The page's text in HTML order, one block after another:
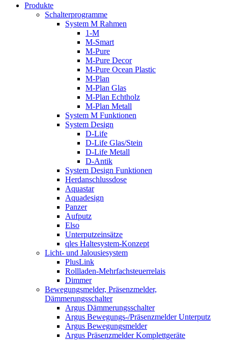
Produkte
Schalterprogramme
System M Rahmen
1-M
M-Smart
M-Pure
M-Pure Decor
M-Pure Ocean Plastic
M-Plan
M-Plan Glas
M-Plan Echtholz
M-Plan Metall
System M Funktionen
System Design
D-Life
D-Life Glas/Stein
D-Life Metall
D-Antik
System Design Funktionen
Herdanschlussdose
Aquastar
Aquadesign
Panzer
Aufputz
Elso
Unterputzeinsätze
qles Haltesystem-Konzept
Licht- und Jalousiesystem
PlusLink
Rollladen-Mehrfachsteuerrelais
Dimmer
Bewegungsmelder, Präsenzmelder,
Dämmerungsschalter
Argus Dämmerungsschalter
Argus Bewegungs-/Präsenzmelder Unterputz
Argus Bewegungsmelder
Argus Präsenzmelder Komplettgeräte